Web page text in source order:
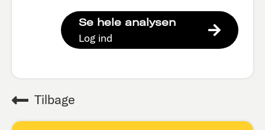
Se hele analysen
Log ind
Tilbage